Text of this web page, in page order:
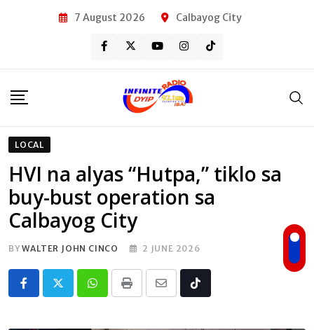
7 August 2026 Calbayog City
LOCAL
HVI na alyas “Hutpa,” tiklo sa
buy-bust operation sa
Calbayog City
BYWALTER JOHN CINCO 2 JUNE 2026
Whatsapp
Print
Share Tiktok